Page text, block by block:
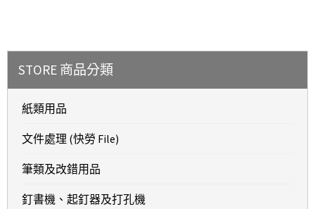
STORE 商品分類
紙類用品
文件處理 (快勞 File)
筆類及改錯用品
釘書機、起釘器及打孔機